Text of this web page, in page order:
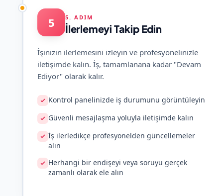
5 5. ADIM
İlerlemeyi Takip Edin
İşinizin ilerlemesini izleyin ve profesyonelinizle
iletişimde kalın. İş, tamamlanana kadar "Devam
Ediyor" olarak kalır.
Kontrol panelinizde iş durumunu görüntüleyin
Güvenli mesajlaşma yoluyla iletişimde kalın
İş ilerledikçe profesyonelden güncellemeler
alın
Herhangi bir endişeyi veya soruyu gerçek
zamanlı olarak ele alın